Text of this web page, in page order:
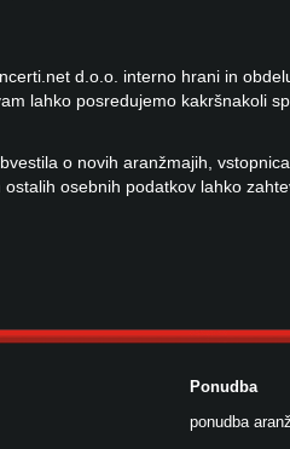
d.o.o. interno hrani in
lahko posredujemo kakršnakoli
o novih aranžmajih,
osebnih podatkov lahko
Ponudba
ponudba